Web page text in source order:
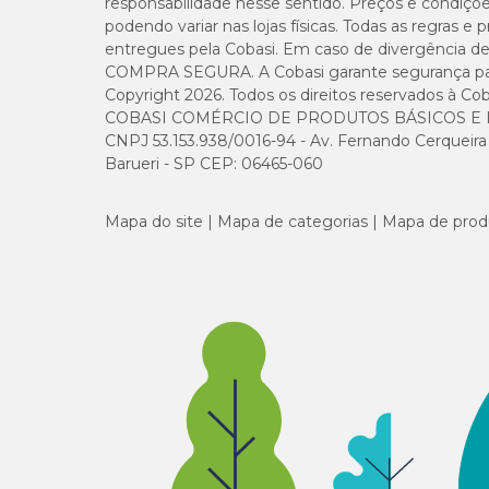
podendo variar nas lojas físicas. Todas as regras
entregues pela Cobasi. Em caso de divergência
COMPRA SEGURA. A Cobasi garante segurança
Copyright 2026. Todos os direitos reservados à
COBASI COMÉRCIO DE PRODUTOS BÁSICOS E
CNPJ 53.153.938/0016-94 - Av. Fernando
Barueri - SP CEP: 06465-060
Mapa do site Mapa de categorias Mapa de